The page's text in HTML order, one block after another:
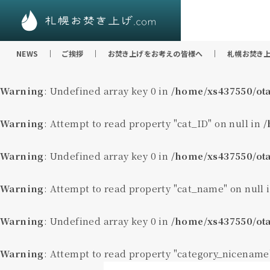
NEWS ご挨拶 お焚き上げをお考えの皆様へ 札幌お焚き
Warning: Undefined array key 0 in /home/xs437550/
Warning: Attempt to read property "cat_ID" on null in /
Warning: Undefined array key 0 in /home/xs437550/
Warning: Attempt to read property "cat_name" on null
Warning: Undefined array key 0 in /home/xs437550/
Warning: Attempt to read property